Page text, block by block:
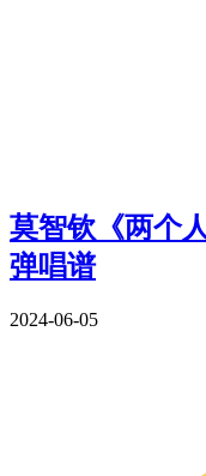
莫智钦《两个
弹唱谱
2024-06-05